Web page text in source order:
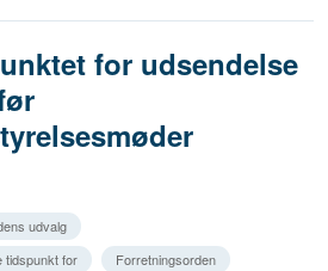
for udsendelse
udvalg
tidspunkt for
Forretningsorden